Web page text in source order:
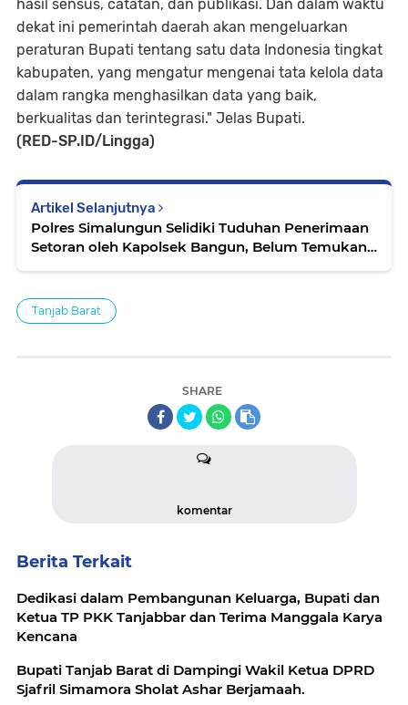
hasil sensus, catatan, dan publikasi. Dan dalam waktu
dekat ini pemerintah daerah akan mengeluarkan
peraturan Bupati tentang satu data Indonesia tingkat
kabupaten, yang mengatur mengenai tata kelola data
dalam rangka menghasilkan data yang baik,
berkualitas dan terintegrasi." Jelas Bupati.
(RED-SP.ID/Lingga)
Artikel Selanjutnya
Polres Simalungun Selidiki Tuduhan Penerimaan
Setoran oleh Kapolsek Bangun, Belum Temukan
Tanjab Barat
SHARE
komentar
Berita Terkait
Dedikasi dalam Pembangunan Keluarga, Bupati dan
Ketua TP PKK Tanjabbar dan Terima Manggala Karya
Kencana
Bupati Tanjab Barat di Dampingi Wakil Ketua DPRD
Sjafril Simamora Sholat Ashar Berjamaah.